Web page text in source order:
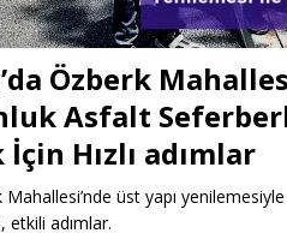
Özberk
Asfalt
Hızlı adımlar
Mahallesi’nde üst yapı
etkili adımlar.